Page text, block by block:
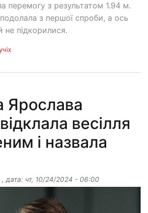
перемогу з результатом 1.94 м.
з першої спроби, а ось
не підкорилися.
Ярослава
весілля
і назвала
, дата: чт, 10/24/2024 - 06:00